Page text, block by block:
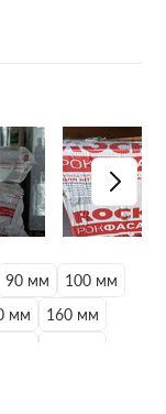
90 мм
100 мм
мм
160 мм